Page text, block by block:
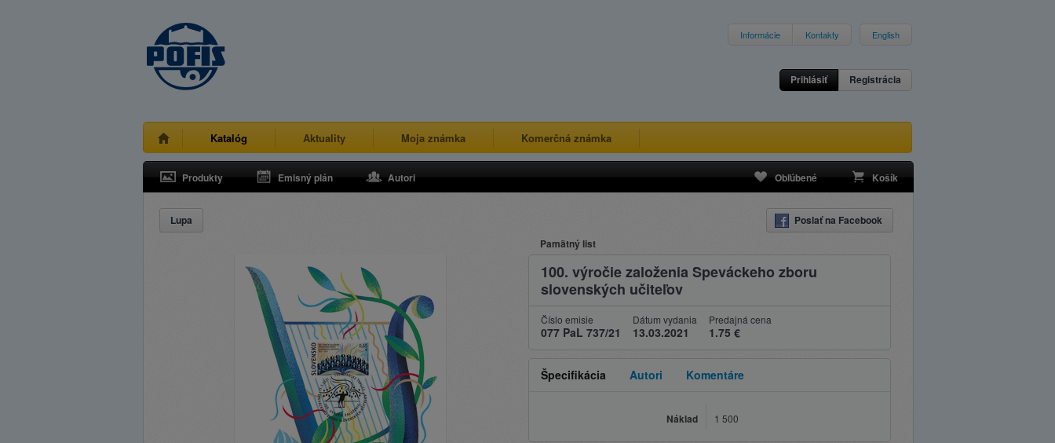
Informácie Kontakty English
Prihlásiť Registrácia
Katalóg Aktuality Moja známka Komerčná známka
Produkty Emisný plán Autori Obľúbené Košík
Lupa Poslať na Facebook
Pamätný list
100. výročie založenia Speváckeho zboru
slovenských učiteľov
Číslo emisie
077 PaL 737/21
Dátum vydania
13.03.2021
Predajná cena
1.75 €
Špecifikácia Autori Komentáre
Náklad 1 500